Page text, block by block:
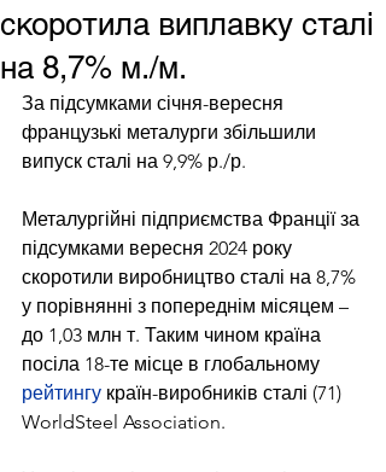
скоротила виплавку сталі
на 8,7% м./м.
За підсумками січня-вересня
французькі металурги збільшили
випуск сталі на 9,9% р./р.
Металургійні підприємства Франції за
підсумками вересня 2024 року
скоротили виробництво сталі на 8,7%
у порівнянні з попереднім місяцем –
до 1,03 млн т. Таким чином країна
посіла 18-те місце в глобальному
рейтингу країн-виробників сталі (71)
WorldSteel Association.